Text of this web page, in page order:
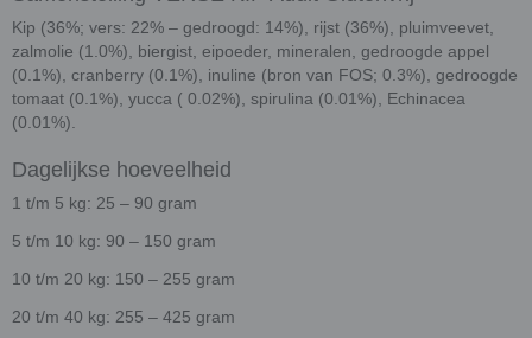
Kip (36%; vers: 22% – gedroogd: 14%), rijst (36%), pluimveevet,
zalmolie (1.0%), biergist, eipoeder, mineralen, gedroogde appel
(0.1%), cranberry (0.1%), inuline (bron van FOS; 0.3%), gedroogde
tomaat (0.1%), yucca ( 0.02%), spirulina (0.01%), Echinacea
(0.01%).
Dagelijkse hoeveelheid
1 t/m 5 kg: 25 – 90 gram
5 t/m 10 kg: 90 – 150 gram
10 t/m 20 kg: 150 – 255 gram
20 t/m 40 kg: 255 – 425 gram